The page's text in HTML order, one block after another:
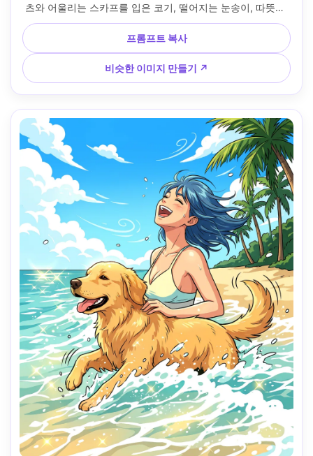
츠와 어울리는 스카프를 입은 코기, 떨어지는 눈송이, 따뜻한
매장 조명, 부드러운 셀 음영, 부드러운 광채, 아늑한 겨울 분위
기, 매우 디테일하고 달콤한 솔직한 순간, 85mm 렌즈, 얕은 피
사계 깊이 --ar 4:5
프롬프트 복사
비슷한 이미지 만들기 ↗